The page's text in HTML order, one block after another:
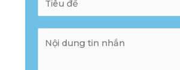
l
u
b